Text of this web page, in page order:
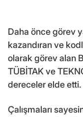
Daha önce görev
kazandıran ve
olarak görev alan
TÜBİTAK ve
dereceler elde etti.
Çalışmaları